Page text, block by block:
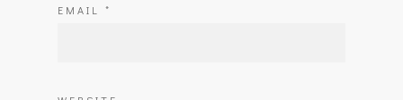
EMAIL *